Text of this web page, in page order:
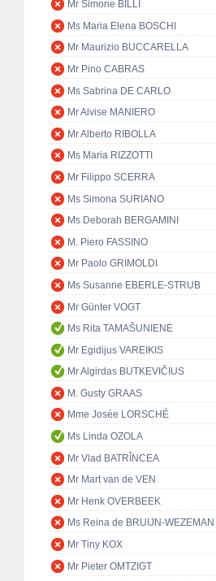
Mr Simone BILLI
Ms Maria Elena BOSCHI
Mr Maurizio BUCCARELLA
Mr Pino CABRAS
Ms Sabrina DE CARLO
Mr Alvise MANIERO
Mr Alberto RIBOLLA
Ms Maria RIZZOTTI
Mr Filippo SCERRA
Ms Simona SURIANO
Ms Deborah BERGAMINI
M. Piero FASSINO
Mr Paolo GRIMOLDI
Ms Susanne EBERLE-STRUB
Mr Günter VOGT
Ms Rita TAMAŠUNIENĖ
Mr Egidijus VAREIKIS
Mr Algirdas BUTKEVIČIUS
M. Gusty GRAAS
Mme Josée LORSCHÉ
Ms Linda OZOLA
Mr Vlad BATRÎNCEA
Mr Mart van de VEN
Mr Henk OVERBEEK
Ms Reina de BRUIJN-WEZEMAN
Mr Tiny KOX
Mr Pieter OMTZIGT